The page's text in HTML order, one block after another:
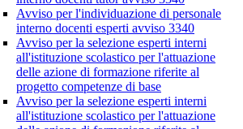
Avviso per l'individuazione di personale
interno docenti esperti avviso 3340
Avviso per la selezione esperti interni
all'istituzione scolastico per l'attuazione
delle azione di formazione riferite al
progetto competenze di base
Avviso per la selezione esperti interni
all'istituzione scolastico per l'attuazione